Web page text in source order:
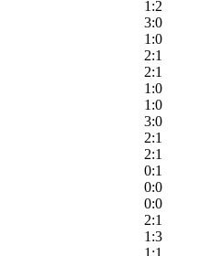
1:2
3:0
1:0
2:1
2:1
1:0
1:0
3:0
2:1
2:1
0:1
0:0
0:0
2:1
1:3